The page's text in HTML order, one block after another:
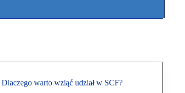
Dlaczego warto wziąć udział w SCF?